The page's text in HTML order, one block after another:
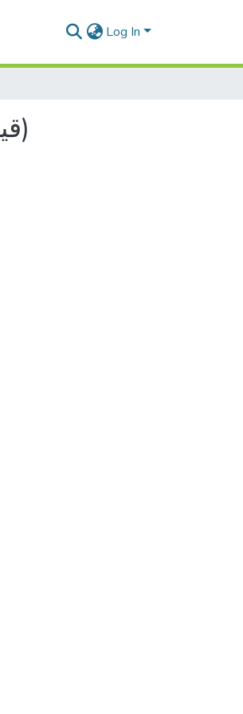
Log In
قياس إنحرافات العمود الفقري لدى تلاميذ المرحلة العمرية 11-13سنة)